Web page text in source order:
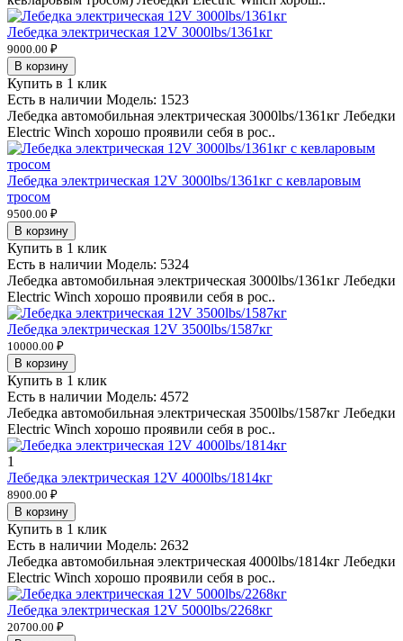
Лебедка электрическая 12V 3000lbs/1361кг
9000.00 ₽
В корзину
Купить в 1 клик
Есть в наличии Модель: 1523
Лебедка автомобильная электрическая 3000lbs/1361кг Лебедки
Electric Winch хорошо проявили себя в рос..
Лебедка электрическая 12V 3000lbs/1361кг с кевларовым
тросом
9500.00 ₽
В корзину
Купить в 1 клик
Есть в наличии Модель: 5324
Лебедка автомобильная электрическая 3000lbs/1361кг Лебедки
Electric Winch хорошо проявили себя в рос..
Лебедка электрическая 12V 3500lbs/1587кг
10000.00 ₽
В корзину
Купить в 1 клик
Есть в наличии Модель: 4572
Лебедка автомобильная электрическая 3500lbs/1587кг Лебедки
Electric Winch хорошо проявили себя в рос..
1
Лебедка электрическая 12V 4000lbs/1814кг
8900.00 ₽
В корзину
Купить в 1 клик
Есть в наличии Модель: 2632
Лебедка автомобильная электрическая 4000lbs/1814кг Лебедки
Electric Winch хорошо проявили себя в рос..
Лебедка электрическая 12V 5000lbs/2268кг
20700.00 ₽